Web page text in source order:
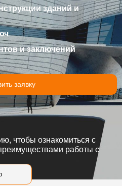
зданий и
и заключений
заявку
чтобы ознакомиться с
работы с